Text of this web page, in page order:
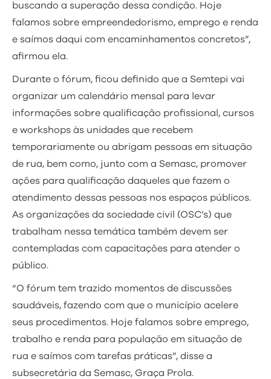
buscando a superação dessa condição. Hoje
falamos sobre empreendedorismo, emprego e renda
e saímos daqui com encaminhamentos concretos”,
afirmou ela.
Durante o fórum, ficou definido que a Semtepi vai
organizar um calendário mensal para levar
informações sobre qualificação profissional, cursos
e workshops às unidades que recebem
temporariamente ou abrigam pessoas em situação
de rua, bem como, junto com a Semasc, promover
ações para qualificação daqueles que fazem o
atendimento dessas pessoas nos espaços públicos.
As organizações da sociedade civil (OSC’s) que
trabalham nessa temática também devem ser
contempladas com capacitações para atender o
público.
“O fórum tem trazido momentos de discussões
saudáveis, fazendo com que o município acelere
seus procedimentos. Hoje falamos sobre emprego,
trabalho e renda para população em situação de
rua e saímos com tarefas práticas”, disse a
subsecretária da Semasc, Graça Prola.